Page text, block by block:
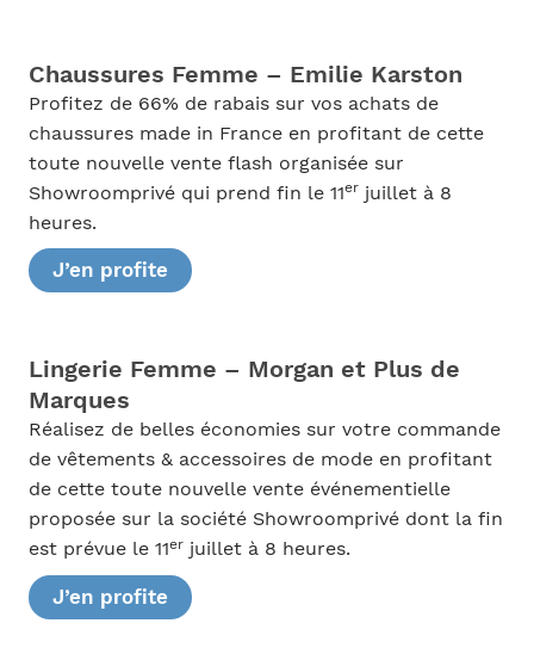
Chaussures Femme – Emilie Karston
Profitez de 66% de rabais sur vos achats de
chaussures made in France en profitant de cette
toute nouvelle vente flash organisée sur
Showroomprivé qui prend fin le 11erjuillet à 8
heures.
J’en profite
Lingerie Femme – Morgan et Plus de
Marques
Réalisez de belles économies sur votre commande
de vêtements & accessoires de mode en profitant
de cette toute nouvelle vente événementielle
proposée sur la société Showroomprivé dont la fin
est prévue le 11erjuillet à 8 heures.
J’en profite